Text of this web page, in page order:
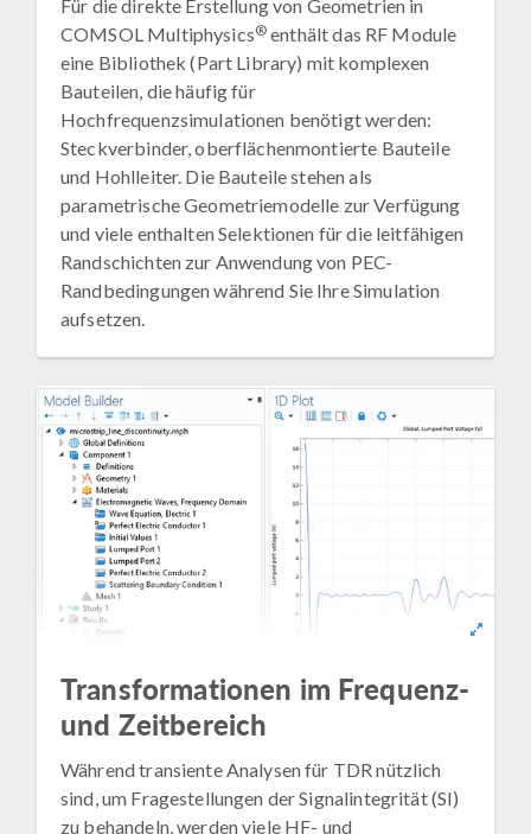
Für die direkte Erstellung von Geometrien in
COMSOL Multiphysics® enthält das RF Module
eine Bibliothek (Part Library) mit komplexen
Bauteilen, die häufig für
Hochfrequenzsimulationen benötigt werden:
Steckverbinder, oberflächenmontierte Bauteile
und Hohlleiter. Die Bauteile stehen als
parametrische Geometriemodelle zur Verfügung
und viele enthalten Selektionen für die leitfähigen
Randschichten zur Anwendung von PEC-
Randbedingungen während Sie Ihre Simulation
aufsetzen.
Transformationen im Frequenz-
und Zeitbereich
Während transiente Analysen für TDR nützlich
sind, um Fragestellungen der Signalintegrität (SI)
zu behandeln, werden viele HF- und